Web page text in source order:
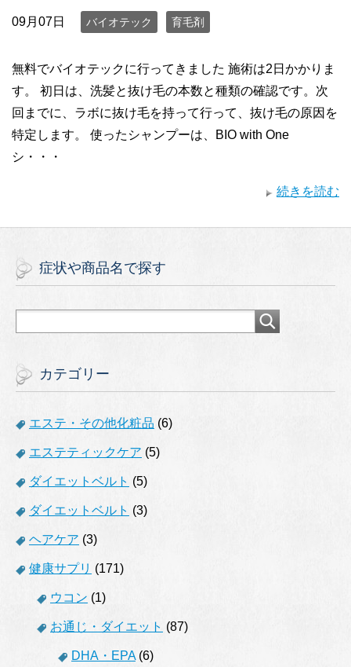
09月07日 バイオテック 育毛剤
無料でバイオテックに行ってきました 施術は2日かかりま
す。 初日は、洗髪と抜け毛の本数と種類の確認です。次
回までに、ラボに抜け毛を持って行って、抜け毛の原因を
特定します。 使ったシャンプーは、BIO with One
シ・・・
続きを読む
症状や商品名で探す
カテゴリー
エステ・その他化粧品 (6)
エステティックケア (5)
ダイエットベルト (5)
ダイエットベルト (3)
ヘアケア (3)
健康サプリ (171)
ウコン (1)
お通じ・ダイエット (87)
DHA・EPA(6)